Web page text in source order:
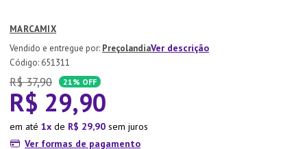
MARCAMIX
PreçolandiaVer descrição
: 651311
R$ 37,90 21% OFF
R$ 29,90
em até 1 de R$ 29,90 sem juros
Ver formas de pagamento